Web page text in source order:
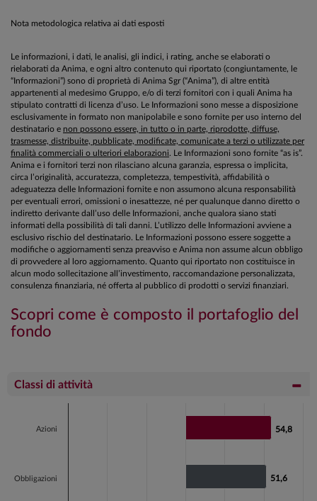
Nota metodologica relativa ai dati esposti
Le informazioni, i dati, le analisi, gli indici, i rating, anche se elaborati o
rielaborati da Anima, e ogni altro contenuto qui riportato (congiuntamente, le
“Informazioni”) sono di proprietà di Anima Sgr (“Anima”), di altre entità
appartenenti al medesimo Gruppo, e/o di terzi fornitori con i quali Anima ha
stipulato contratti di licenza d’uso. Le Informazioni sono messe a disposizione
esclusivamente in formato non manipolabile e sono fornite per uso interno del
destinatario e non possono essere, in tutto o in parte, riprodotte, diffuse,
trasmesse, distribuite, pubblicate, modificate, comunicate a terzi o utilizzate per
finalità commerciali o ulteriori elaborazioni. Le Informazioni sono fornite “as is”.
Anima e i fornitori terzi non rilasciano alcuna garanzia, espressa o implicita,
circa l’originalità, accuratezza, completezza, tempestività, affidabilità o
adeguatezza delle Informazioni fornite e non assumono alcuna responsabilità
per eventuali errori, omissioni o inesattezze, né per qualunque danno diretto o
indiretto derivante dall’uso delle Informazioni, anche qualora siano stati
informati della possibilità di tali danni. L’utilizzo delle Informazioni avviene a
esclusivo rischio del destinatario. Le Informazioni possono essere soggette a
modifiche o aggiornamenti senza preavviso e Anima non assume alcun obbligo
di provvedere al loro aggiornamento. Quanto qui riportato non costituisce in
alcun modo sollecitazione all’investimento, raccomandazione personalizzata,
consulenza finanziaria, né offerta al pubblico di prodotti o servizi finanziari.
Scopri come è composto il portafoglio del
fondo
Classi di attività
Bar chart with 2 data series.
The chart has 1 X axis displaying categories.
The chart has 1 Y axis displaying values. Data ranges
54,8
54,8
51,6
51,6
Azioni
Obbligazioni